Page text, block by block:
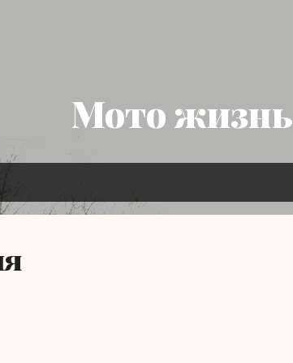
Мото жизнь